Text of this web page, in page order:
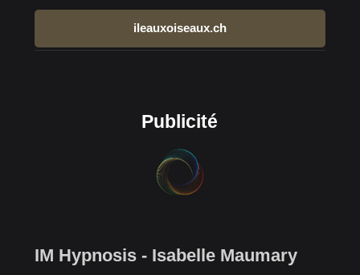
ileauxoiseaux.ch
Publicité
IM Hypnosis - Isabelle Maumary